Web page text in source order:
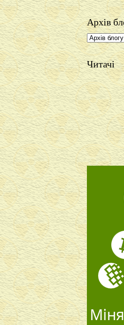
Архів
Читачі